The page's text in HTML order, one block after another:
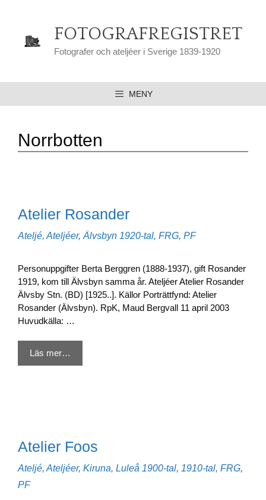
FOTOGRAFREGISTRET
Fotografer och ateljéer i Sverige 1839-1920
MENY
Norrbotten
Atelier Rosander
Kategorier
Ateljé, Ateljéer, Älvsbyn Etiketter
1920-tal, FRG, PF
Personuppgifter Berta Berggren (1888-1937), gift Rosander
1919, kom till Älvsbyn samma år. Ateljéer Atelier Rosander
Älvsby Stn. (BD) [1925..]. Källor Porträttfynd: Atelier
Rosander (Älvsbyn). RpK, Maud Bergvall 11 april 2003
Huvudkälla: …
Läs mer…
Atelier Foos
Kategorier
Ateljé, Ateljéer, Kiruna, Luleå Etiketter
1900-tal, 1910-tal, FRG,
PF